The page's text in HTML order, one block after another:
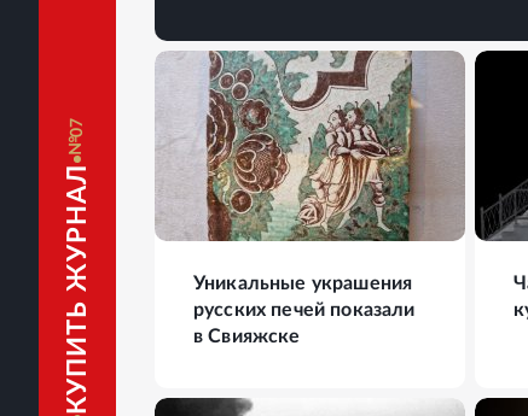
КУПИТЬ ЖУРНАЛ
07
19ФОТО
Уникальные украшения
русских печей показали
в Свияжске
9